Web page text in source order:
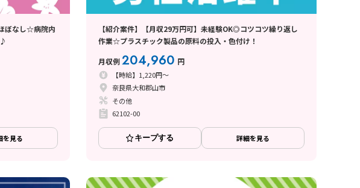
ぼなし☆病院内
を見る
【紹介案件】【月収29万円可】未経験OK◎コツコツ繰り返し
作業☆プラスチック製品の原料の投入・色付け！
月収例204,960 円
【時給】1,220円～
奈良県大和郡山市
その他
62102-00
キープする 詳細を見る